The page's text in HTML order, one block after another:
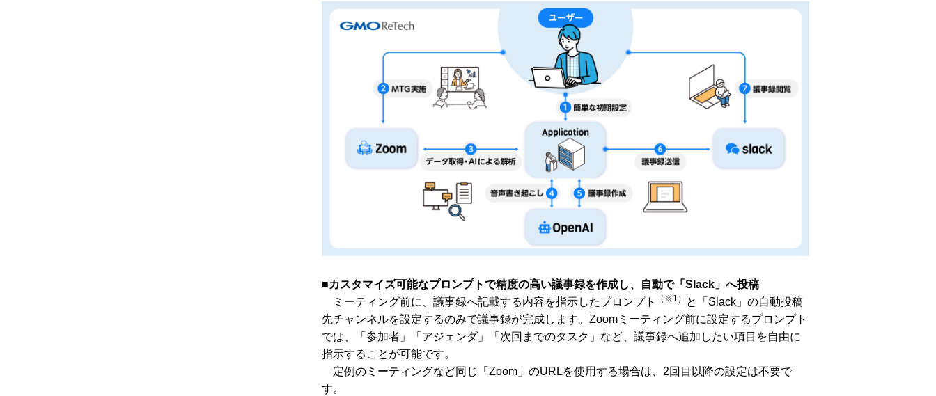
■カスタマイズ可能なプロンプトで精度の高い議事録を作成し、自動で「Slack」へ投稿
ミーティング前に、議事録へ記載する内容を指示したプロンプト
（※1）
と「Slack」の自動投稿
先チャンネルを設定するのみで議事録が完成します。Zoomミーティング前に設定するプロンプト
では、「参加者」「アジェンダ」「次回までのタスク」など、議事録へ追加したい項目を自由に
指示することが可能です。
定例のミーティングなど同じ「Zoom」のURLを使用する場合は、2回目以降の設定は不要で
す。